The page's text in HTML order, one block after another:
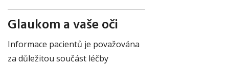
Glaukom a vaše oči
Informace pacientů je považována
za důležitou součást léčby